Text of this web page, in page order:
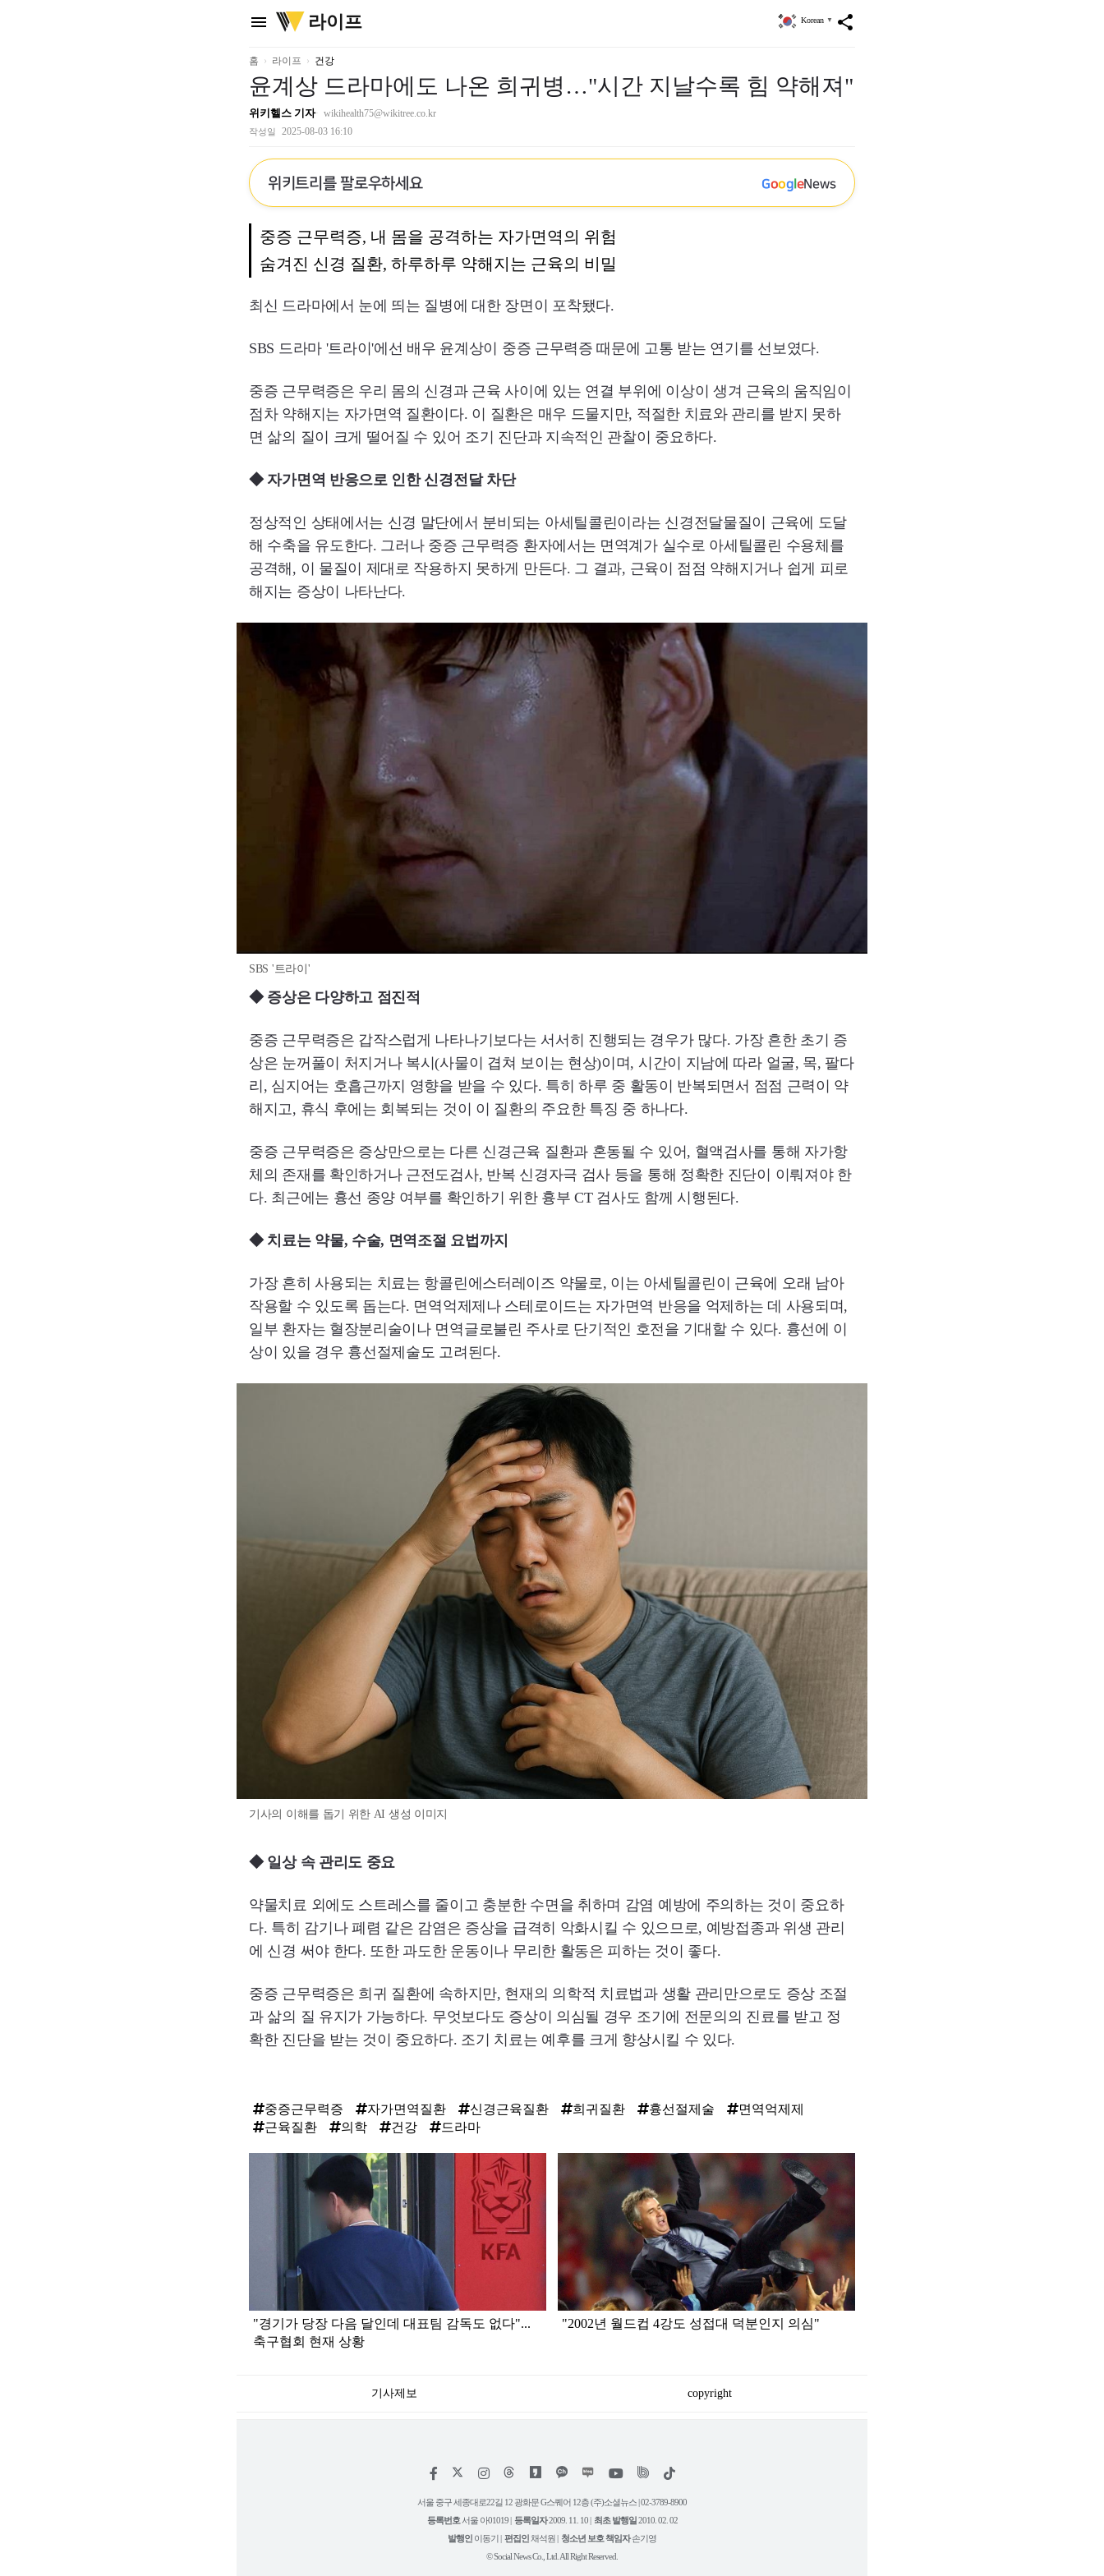
menu
위
키
리
라이프 share
Korean ▼
홈 라이프 건강
윤계상 드라마에도 나온 희귀병…"시간 지날수록 힘 약해져"
위키헬스 기자 wikihealth75@wikitree.co.kr
작성일 2025-08-03 16:10
위키트리를 팔로우하세요 GoogleNews
중증 근무력증, 내 몸을 공격하는 자가면역의 위험
숨겨진 신경 질환, 하루하루 약해지는 근육의 비밀
최신 드라마에서 눈에 띄는 질병에 대한 장면이 포착됐다.
SBS 드라마 '트라이'에선 배우 윤계상이 중증 근무력증 때문에 고통 받는 연기를 선보였다.
중증 근무력증은 우리 몸의 신경과 근육 사이에 있는 연결 부위에 이상이 생겨 근육의 움직임이
점차 약해지는 자가면역 질환이다. 이 질환은 매우 드물지만, 적절한 치료와 관리를 받지 못하
면 삶의 질이 크게 떨어질 수 있어 조기 진단과 지속적인 관찰이 중요하다.
◆ 자가면역 반응으로 인한 신경전달 차단
정상적인 상태에서는 신경 말단에서 분비되는 아세틸콜린이라는 신경전달물질이 근육에 도달
해 수축을 유도한다. 그러나 중증 근무력증 환자에서는 면역계가 실수로 아세틸콜린 수용체를
공격해, 이 물질이 제대로 작용하지 못하게 만든다. 그 결과, 근육이 점점 약해지거나 쉽게 피로
해지는 증상이 나타난다.
SBS '트라이'
◆ 증상은 다양하고 점진적
중증 근무력증은 갑작스럽게 나타나기보다는 서서히 진행되는 경우가 많다. 가장 흔한 초기 증
상은 눈꺼풀이 처지거나 복시(사물이 겹쳐 보이는 현상)이며, 시간이 지남에 따라 얼굴, 목, 팔다
리, 심지어는 호흡근까지 영향을 받을 수 있다. 특히 하루 중 활동이 반복되면서 점점 근력이 약
해지고, 휴식 후에는 회복되는 것이 이 질환의 주요한 특징 중 하나다.
중증 근무력증은 증상만으로는 다른 신경근육 질환과 혼동될 수 있어, 혈액검사를 통해 자가항
체의 존재를 확인하거나 근전도검사, 반복 신경자극 검사 등을 통해 정확한 진단이 이뤄져야 한
다. 최근에는 흉선 종양 여부를 확인하기 위한 흉부 CT 검사도 함께 시행된다.
◆ 치료는 약물, 수술, 면역조절 요법까지
가장 흔히 사용되는 치료는 항콜린에스터레이즈 약물로, 이는 아세틸콜린이 근육에 오래 남아
작용할 수 있도록 돕는다. 면역억제제나 스테로이드는 자가면역 반응을 억제하는 데 사용되며,
일부 환자는 혈장분리술이나 면역글로불린 주사로 단기적인 호전을 기대할 수 있다. 흉선에 이
상이 있을 경우 흉선절제술도 고려된다.
기사의 이해를 돕기 위한 AI 생성 이미지
◆ 일상 속 관리도 중요
약물치료 외에도 스트레스를 줄이고 충분한 수면을 취하며 감염 예방에 주의하는 것이 중요하
다. 특히 감기나 폐렴 같은 감염은 증상을 급격히 악화시킬 수 있으므로, 예방접종과 위생 관리
에 신경 써야 한다. 또한 과도한 운동이나 무리한 활동은 피하는 것이 좋다.
중증 근무력증은 희귀 질환에 속하지만, 현재의 의학적 치료법과 생활 관리만으로도 증상 조절
과 삶의 질 유지가 가능하다. 무엇보다도 증상이 의심될 경우 조기에 전문의의 진료를 받고 정
확한 진단을 받는 것이 중요하다. 조기 치료는 예후를 크게 향상시킬 수 있다.
중증근무력증 자가면역질환 신경근육질환 희귀질환 흉선절제술
면역억제제
근육질환
의학 건강 드라마
"경기가 당장 다음 달인데 대표팀 감독도 없다"...
축구협회 현재 상황
"2002년 월드컵 4강도 성접대 덕분인지 의심"
기사제보 copyright
페
스
인
타
램
위
트
유
튜
틱
서울 중구 세종대로22길 12 광화문 G스퀘어 12층 (주)소셜뉴스 | 02-3789-8900
등록번호 서울 아01019 | 등록일자2009. 11. 10 | 최초 발행일2010. 02. 02
발행인 이동기 | 편집인채석원 | 청소년 보호 책임자손기영
© Social News Co., Ltd. All Right Reserved.